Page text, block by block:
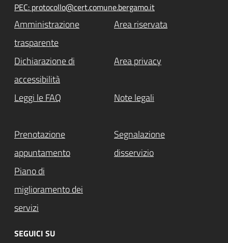
PEC: protocollo@cert.comune.bergamo.it
Amministrazione
trasparente
Area riservata
Dichiarazione di
accessibilità
Area privacy
Leggi le FAQ Note legali
Prenotazione
appuntamento
Segnalazione
disservizio
Piano di
miglioramento dei
servizi
SEGUICI SU